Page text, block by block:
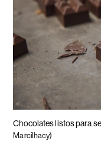
Chocolates listos para
Marcilhacy)